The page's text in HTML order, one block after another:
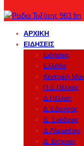
ΑΡΧΙΚΉ
ΕΙΔΉΣΕΙΣ
Ειδήσεις
Ελλάδα
Κεντρική
Π.Ε.Πέλλας
Δ.Πέλλας
Δ.Έδεσσας
Δ. Σκύδρας
Δ.Αλμωπίας
Δ. Βέροιας